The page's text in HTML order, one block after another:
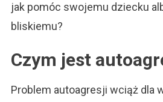
jak pomóc swojemu dziecku
bliskiemu?
Czym jest
Problem autoagresji wciąż dla